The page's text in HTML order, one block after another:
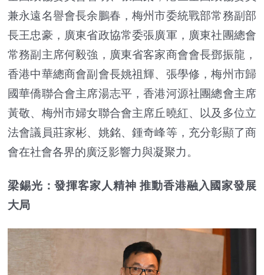
兼永遠名譽會長余鵬春，梅州市委統戰部常務副部
長王忠豪，廣東省政協常委張廣軍，廣東社團總會
常務副主席何毅強，廣東省客家商會會長鄧振龍，
香港中華總商會副會長姚祖輝、張學修，梅州市歸
國華僑聯合會主席湯志平，香港河源社團總會主席
黃敬、梅州市婦女聯合會主席丘曉紅、以及多位立
法會議員莊家彬、姚銘、鍾奇峰等，充分彰顯了商
會在社會各界的廣泛影響力與凝聚力。
梁錫光：發揮客家人精神 推動香港融入國家發展
大局